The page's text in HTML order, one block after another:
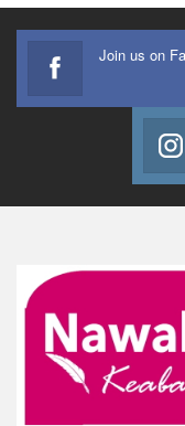
Join us on